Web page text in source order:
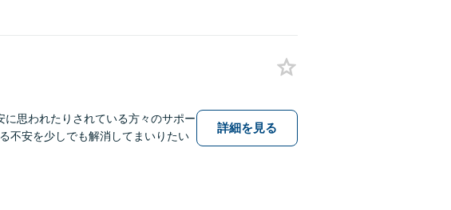
に思われたりされている方々のサポー
不安を少しでも解消してまいりたい
詳細を見る